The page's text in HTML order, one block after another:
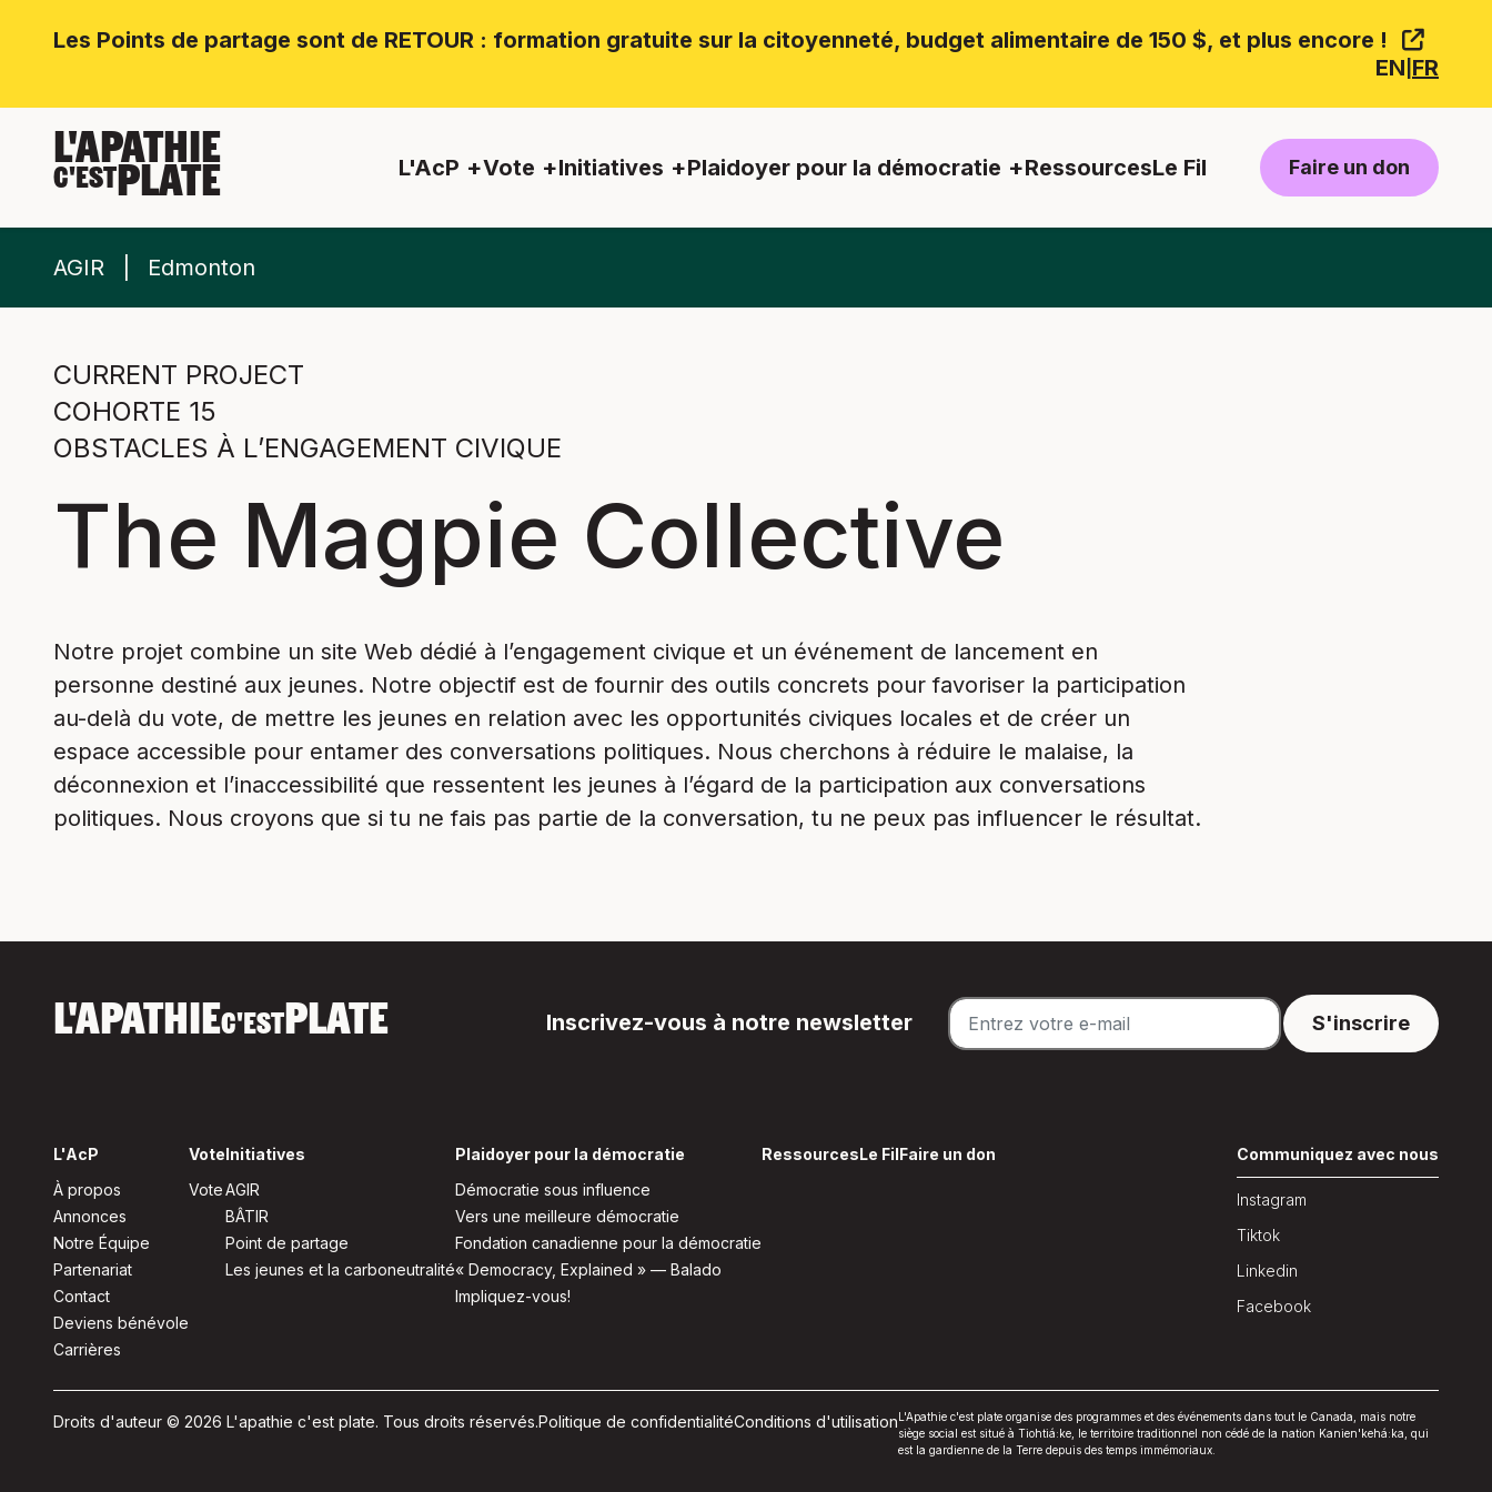
Les Points de partage sont de RETOUR : formation gratuite sur la citoyenneté, budget alimentaire de 150 $, et plus encore !
EN FR
L'APATHIE
C'ESTPLATE L'AcP Vote Initiatives Plaidoyer pour la démocratie RessourcesLe Fil Faire un don
AGIR Edmonton
CURRENT PROJECT
COHORTE 15
OBSTACLES À L’ENGAGEMENT CIVIQUE
The Magpie Collective
Notre projet combine un site Web dédié à l’engagement civique et un événement de lancement en
personne destiné aux jeunes. Notre objectif est de fournir des outils concrets pour favoriser la participation
au-delà du vote, de mettre les jeunes en relation avec les opportunités civiques locales et de créer un
espace accessible pour entamer des conversations politiques. Nous cherchons à réduire le malaise, la
déconnexion et l’inaccessibilité que ressentent les jeunes à l’égard de la participation aux conversations
politiques. Nous croyons que si tu ne fais pas partie de la conversation, tu ne peux pas influencer le résultat.
L'APATHIEC'ESTPLATE Inscrivez-vous à notre newsletter
L'AcP
À propos
Annonces
Notre Équipe
Partenariat
Contact
Deviens bénévole
Carrières
Vote
Vote
Initiatives
AGIR
BÂTIR
Point de partage
Les jeunes et la carboneutralité
Plaidoyer pour la démocratie
Démocratie sous influence
Vers une meilleure démocratie
Fondation canadienne pour la démocratie
« Democracy, Explained » — Balado
Impliquez-vous!
RessourcesLe FilFaire un don Communiquez avec nous
Instagram
Tiktok
Linkedin
Facebook
Droits d'auteur © 2026 L'apathie c'est plate. Tous droits réservés.Politique de confidentialitéConditions d'utilisationL'Apathie c'est plate organise des programmes et des événements dans tout le Canada, mais notre
siège social est situé à Tiohtiá:ke, le territoire traditionnel non cédé de la nation Kanien'kehá:ka, qui
est la gardienne de la Terre depuis des temps immémoriaux.